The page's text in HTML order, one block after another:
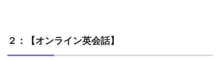
２：【オンライン英会話】